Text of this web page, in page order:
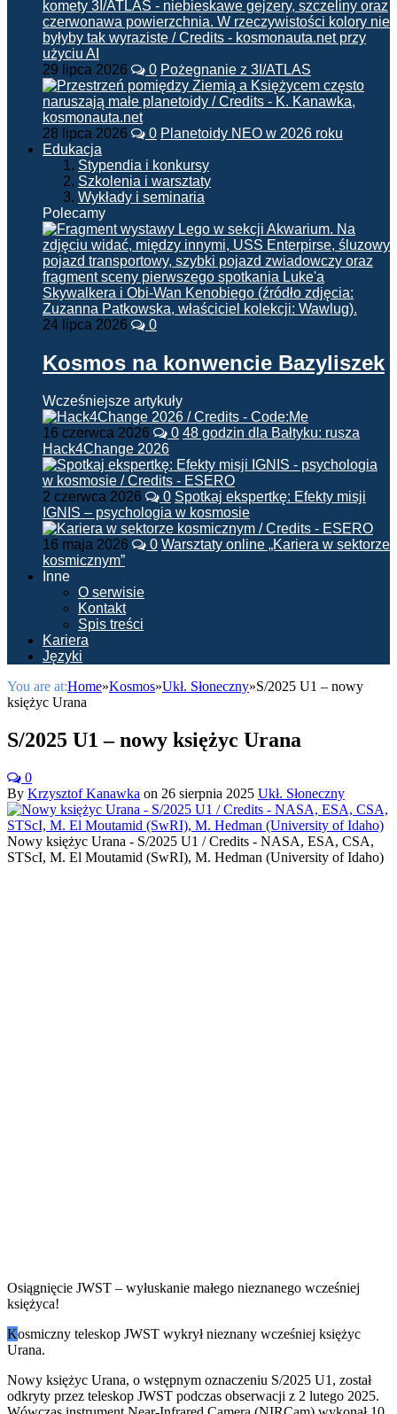
29 lipca 2026 0 Pożegnanie z 3I/ATLAS
28 lipca 2026 0 Planetoidy NEO w 2026 roku
Edukacja
Stypendia i konkursy
Szkolenia i warsztaty
Wykłady i seminaria
Polecamy
24 lipca 2026 0
Kosmos na konwencie Bazyliszek
Wcześniejsze artykuły
16 czerwca 2026 0 48 godzin dla Bałtyku: rusza
Hack4Change 2026
2 czerwca 2026 0 Spotkaj ekspertkę: Efekty misji
IGNIS – psychologia w kosmosie
16 maja 2026 0 Warsztaty online „Kariera w sektorze
kosmicznym”
Inne
O serwisie
Kontakt
Spis treści
Kariera
Języki
You are at:Home»Kosmos»Ukł. Słoneczny»S/2025 U1 – nowy
księżyc Urana
S/2025 U1 – nowy księżyc Urana
0
By Krzysztof Kanawka on 26 sierpnia 2025 Ukł. Słoneczny
Nowy księżyc Urana - S/2025 U1 / Credits - NASA, ESA, CSA,
STScI, M. El Moutamid (SwRI), M. Hedman (University of Idaho)
Osiągnięcie JWST – wyłuskanie małego nieznanego wcześniej
księżyca!
Kosmiczny teleskop JWST wykrył nieznany wcześniej księżyc
Urana.
Nowy księżyc Urana, o wstępnym oznaczeniu S/2025 U1, został
odkryty przez teleskop JWST podczas obserwacji z 2 lutego 2025.